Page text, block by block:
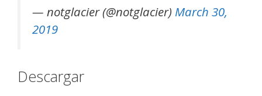
— notglacier (@notglacier) March 30,
2019
Descargar